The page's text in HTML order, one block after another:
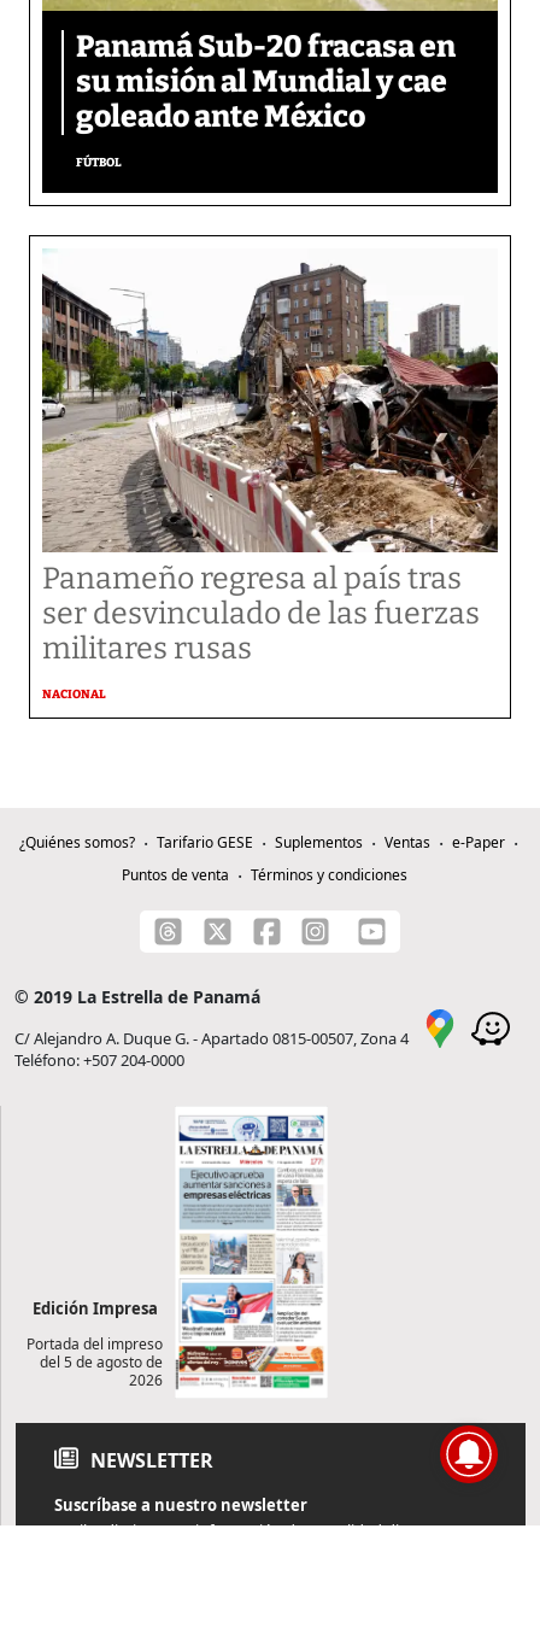
Panamá Sub-20 fracasa en
su misión al Mundial y cae
goleado ante México
FÚTBOL
Panameño regresa al país tras
ser desvinculado de las fuerzas
militares rusas
NACIONAL
¿Quiénes somos? Tarifario GESE Suplementos Ventas
e-Paper
Puntos de venta
Términos y condiciones
© 2019 La Estrella de Panamá
C/ Alejandro A. Duque G. - Apartado 0815-00507, Zona 4
Teléfono: +507 204-0000
Edición Impresa
Portada del impreso
del 5 de agosto de
2026
NEWSLETTER
Suscríbase a nuestro newsletter
Reciba diariamente información de actualidad directamente en